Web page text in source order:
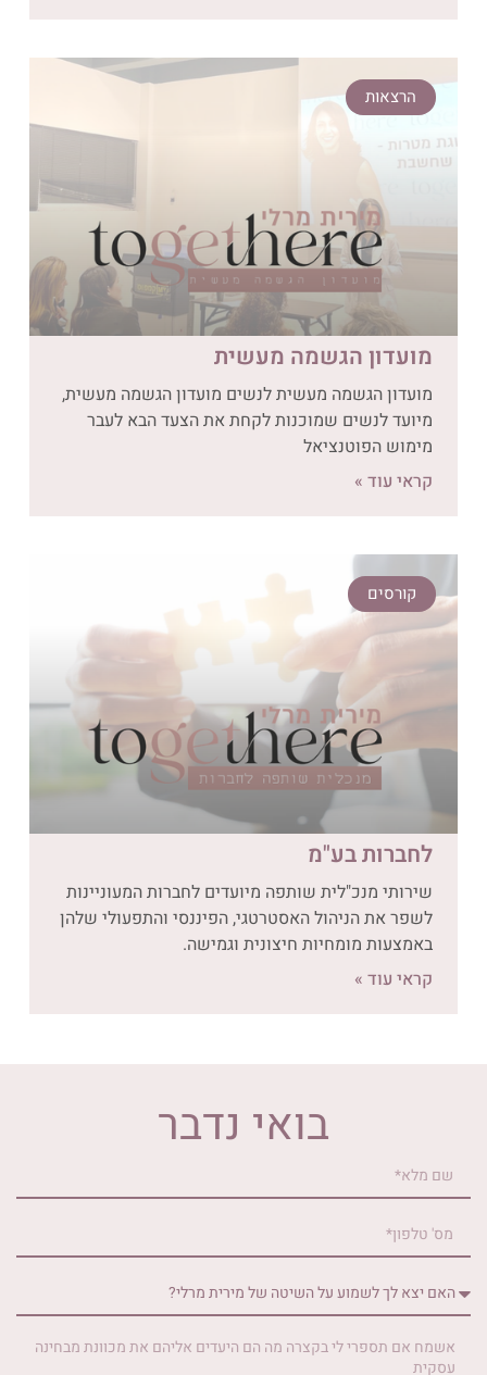
הרצאות
מועדון הגשמה מעשית
מועדון הגשמה מעשית לנשים מועדון הגשמה מעשית,
מיועד לנשים שמוכנות לקחת את הצעד הבא לעבר
מימוש הפוטנציאל
קראי עוד »
קורסים
לחברות בע"מ
שירותי מנכ"לית שותפה מיועדים לחברות המעוניינות
לשפר את הניהול האסטרטגי, הפיננסי והתפעולי שלהן
באמצעות מומחיות חיצונית וגמישה.
קראי עוד »
בואי נדבר